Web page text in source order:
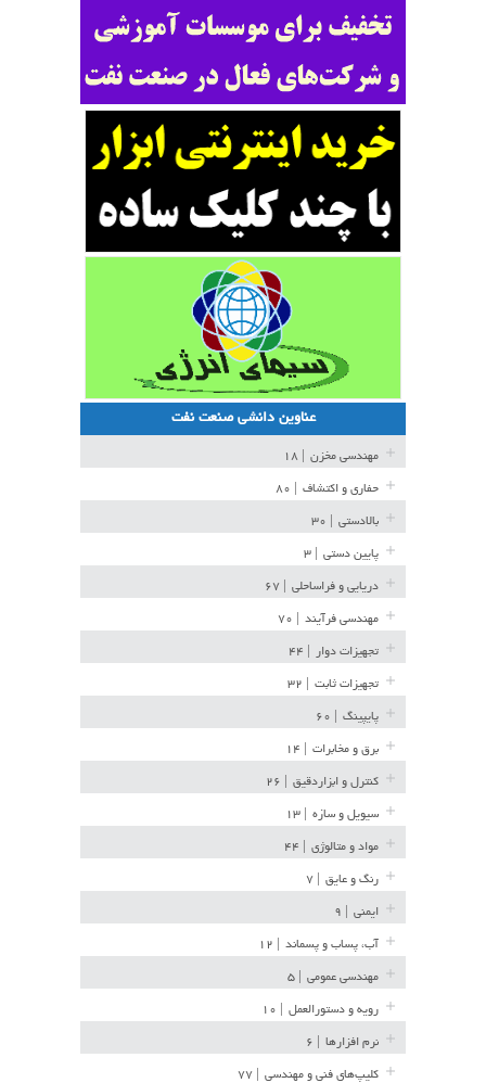
عناوین دانشی صنعت نفت
مهندسی مخزن
حفاری و اکتشاف
بالادستی
پایین دستی
دریایی و فراساحلی
مهندسی فرآیند
تجهیزات دوار
تجهیزات ثابت
پایپینگ
برق و مخابرات
کنترل و ابزاردقیق
سیویل و سازه
مواد و متالوژی
رنگ و عایق
ایمنی
آب، پساب و پسماند
مهندسی عمومی
رویه و دستورالعمل
نرم افزارها
کلیپ‌های فنی و مهندسی